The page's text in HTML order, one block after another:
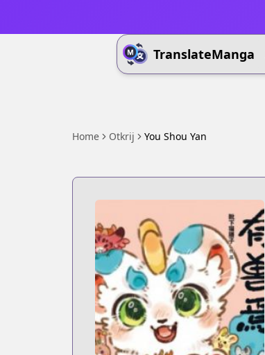
TranslateManga
Home Otkrij You Shou Yan